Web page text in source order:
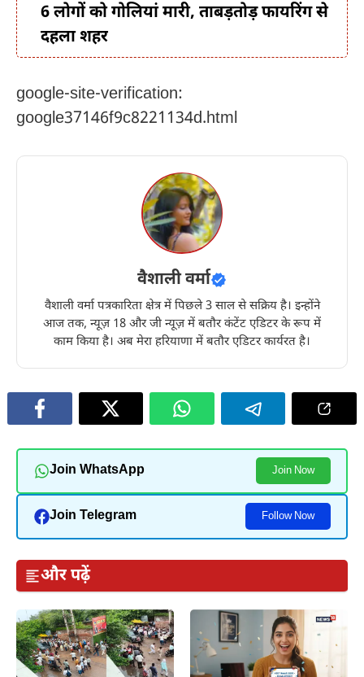
6 लोगों को गोलियां मारी, ताबड़तोड़ फायरिंग से
दहला शहर
google-site-verification:
google37146f9c8221134d.html
वैशाली वर्मा
वैशाली वर्मा पत्रकारिता क्षेत्र में पिछले 3 साल से सक्रिय है। इन्होंने
आज तक, न्यूज़ 18 और जी न्यूज़ में बतौर कंटेंट एडिटर के रूप में
काम किया है। अब मेरा हरियाणा में बतौर एडिटर कार्यरत है।
Join WhatsApp Join Now
Join Telegram Follow Now
और पढ़ें